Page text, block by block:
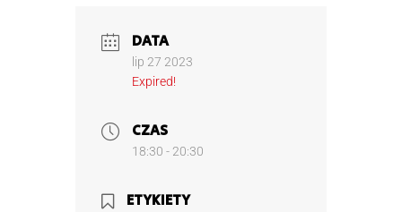
DATA
lip 27 2023
Expired!
CZAS
18:30 - 20:30
ETYKIETY